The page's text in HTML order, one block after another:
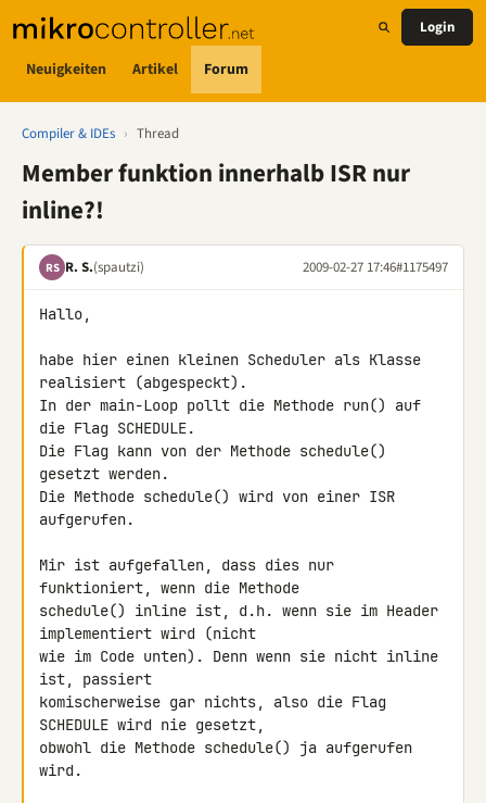
Neuigkeiten Artikel Forum
Login
Compiler & IDEs › Thread
Member funktion innerhalb ISR nur
inline?!
RS R. S.(spautzi) 2009-02-27 17:46#1175497
Hallo,
habe hier einen kleinen Scheduler als Klasse
realisiert (abgespeckt).
In der main-Loop pollt die Methode run() auf
die Flag SCHEDULE.
Die Flag kann von der Methode schedule()
gesetzt werden.
Die Methode schedule() wird von einer ISR
aufgerufen.
Mir ist aufgefallen, dass dies nur
funktioniert, wenn die Methode
schedule() inline ist, d.h. wenn sie im Header
implementiert wird (nicht
wie im Code unten). Denn wenn sie nicht inline
ist, passiert
komischerweise gar nichts, also die Flag
SCHEDULE wird nie gesetzt,
obwohl die Methode schedule() ja aufgerufen
wird.